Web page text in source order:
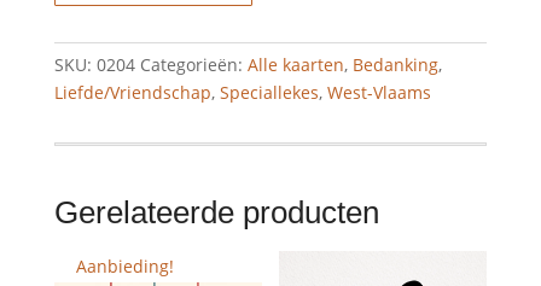
aantal
SKU: 0204 Categorieën: Alle kaarten, Bedanking,
Liefde/Vriendschap, Speciallekes, West-Vlaams
Gerelateerde producten
Aanbieding!